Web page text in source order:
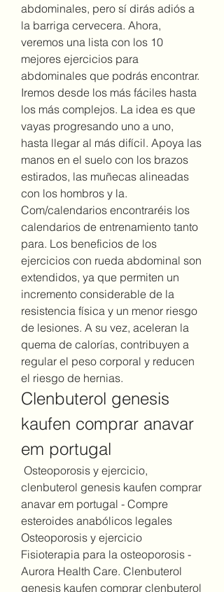
abdominales, pero sí dirás adiós a
la barriga cervecera. Ahora,
veremos una lista con los 10
mejores ejercicios para
abdominales que podrás encontrar.
Iremos desde los más fáciles hasta
los más complejos. La idea es que
vayas progresando uno a uno,
hasta llegar al más difícil. Apoya las
manos en el suelo con los brazos
estirados, las muñecas alineadas
con los hombros y la.
Com/calendarios encontraréis los
calendarios de entrenamiento tanto
para. Los beneficios de los
ejercicios con rueda abdominal son
extendidos, ya que permiten un
incremento considerable de la
resistencia física y un menor riesgo
de lesiones. A su vez, aceleran la
quema de calorías, contribuyen a
regular el peso corporal y reducen
el riesgo de hernias.
Clenbuterol genesis
kaufen comprar anavar
em portugal
clenbuterol genesis kaufen comprar
anavar em portugal - Compre
esteroides anabólicos legales
Osteoporosis y ejercicio
Fisioterapia para la osteoporosis -
Aurora Health Care. Clenbuterol
genesis kaufen comprar clenbuterol